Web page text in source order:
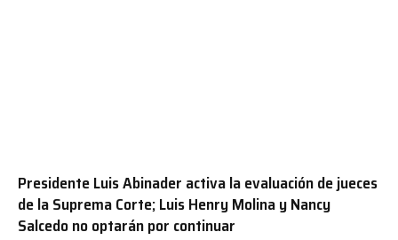
Presidente Luis Abinader activa la evaluación de jueces
de la Suprema Corte; Luis Henry Molina y Nancy
Salcedo no optarán por continuar